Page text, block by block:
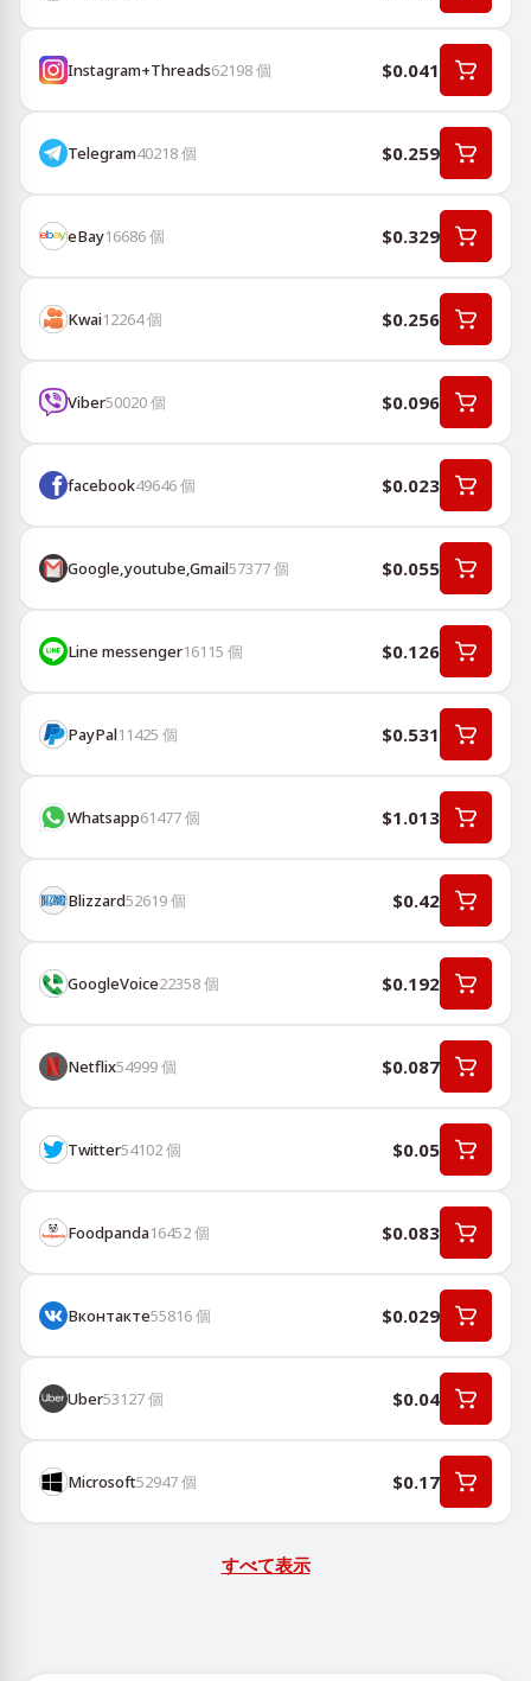
Instagram+Threads62198個 $0.041
Telegram40218個 $0.259
eBay16686個 $0.329
Kwai12264個 $0.256
Viber50020個 $0.096
facebook49646個 $0.023
Google,youtube,Gmail57377個 $0.055
Line messenger16115 個 $0.126
PayPal11425 個 $0.531
Whatsapp61477個 $1.013
Blizzard52619個 $0.42
GoogleVoice22358個 $0.192
Netflix54999個 $0.087
Twitter54102個 $0.05
Foodpanda16452個 $0.083
Вконтакте55816個 $0.029
Uber53127個 $0.04
Microsoft52947個 $0.17
すべて表示